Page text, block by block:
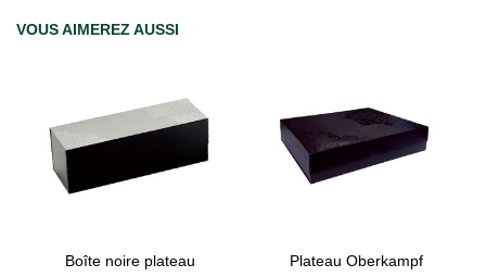
VOUS AIMEREZ AUSSI
Boîte noire plateau
Plateau Oberkampf